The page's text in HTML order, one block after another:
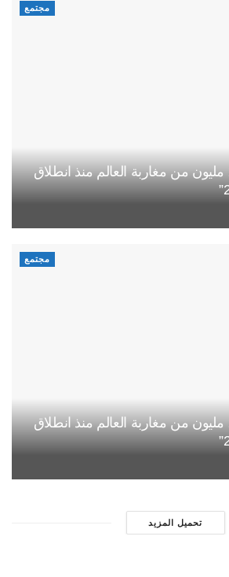
مجتمع
دخول أزيد من 2,7 مليون من مغاربة العالم منذ انطلاق
مجتمع
دخول أزيد من 2,7 مليون من مغاربة العالم منذ انطلاق
تحميل المزيد